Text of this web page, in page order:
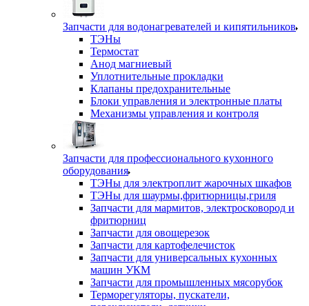
Запчасти для водонагревателей и кипятильников
ТЭНы
Термостат
Анод магниевый
Уплотнительные прокладки
Клапаны предохранительные
Блоки управления и электронные платы
Механизмы управления и контроля
Запчасти для профессионального кухонного
оборудования
ТЭНы для электроплит жарочных шкафов
ТЭНы для шаурмы,фритюрницы,гриля
Запчасти для мармитов, электросковород и
фритюрниц
Запчасти для овощерезок
Запчасти для картофелечисток
Запчасти для универсальных кухонных
машин УКМ
Запчасти для промышленных мясорубок
Терморегуляторы, пускатели,